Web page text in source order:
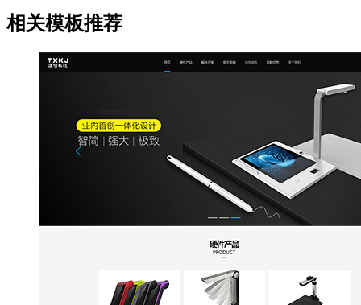
相关模板推荐